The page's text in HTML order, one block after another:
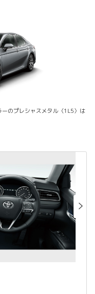
ーのプレシャスメタル〈1L5〉は